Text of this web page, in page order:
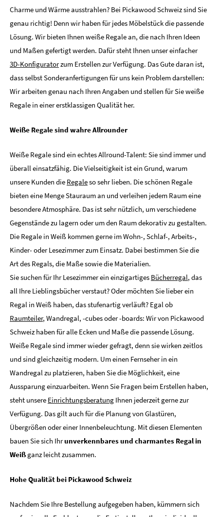
Charme und Wärme ausstrahlen? Bei Pickawood Schweiz sind Sie
genau richtig! Denn wir haben für jedes Möbelstück die passende
Lösung. Wir bieten Ihnen weiße Regale an, die nach Ihren Ideen
und Maßen gefertigt werden. Dafür steht Ihnen unser einfacher
3D-Konfiguratorzum Erstellen zur Verfügung. Das Gute daran ist,
dass selbst Sonderanfertigungen für uns kein Problem darstellen:
Wir arbeiten genau nach Ihren Angaben und stellen für Sie weiße
Regale in einer erstklassigen Qualität her.
Weiße Regale sind wahre Allrounder
Weiße Regale sind ein echtes Allround-Talent: Sie sind immer und
überall einsatzfähig. Die Vielseitigkeit ist ein Grund, warum
unsere Kunden die Regaleso sehr lieben. Die schönen Regale
bieten eine Menge Stauraum an und verleihen jedem Raum eine
besondere Atmosphäre. Das ist sehr nützlich, um verschiedene
Gegenstände zu lagern oder um den Raum dekorativ zu gestalten.
Die Regale in Weiß kommen gerne im Wohn-, Schlaf-, Arbeits-,
Kinder- oder Lesezimmer zum Einsatz. Dabei bestimmen Sie die
Art des Regals, die Maße sowie die Materialien.
Sie suchen für Ihr Lesezimmer ein einzigartiges Bücherregal, das
all Ihre Lieblingsbücher verstaut? Oder möchten Sie lieber ein
Regal in Weiß haben, das stufenartig verläuft? Egal ob
Raumteiler, Wandregal, -cubes oder -boards: Wir von Pickawood
Schweiz haben für alle Ecken und Maße die passende Lösung.
Weiße Regale sind immer wieder gefragt, denn sie wirken zeitlos
und sind gleichzeitig modern. Um einen Fernseher in ein
Wandregal zu platzieren, haben Sie die Möglichkeit, eine
Aussparung einzuarbeiten. Wenn Sie Fragen beim Erstellen haben,
steht unsere Einrichtungsberatung Ihnen jederzeit gerne zur
Verfügung. Das gilt auch für die Planung von Glastüren,
Übergrößen oder einer Innenbeleuchtung. Mit diesen Elementen
bauen Sie sich Ihrunverkennbares und charmantes Regal in
Weiß ganz leicht zusammen.
Hohe Qualität bei Pickawood Schweiz
Nachdem Sie Ihre Bestellung aufgegeben haben, kümmern sich